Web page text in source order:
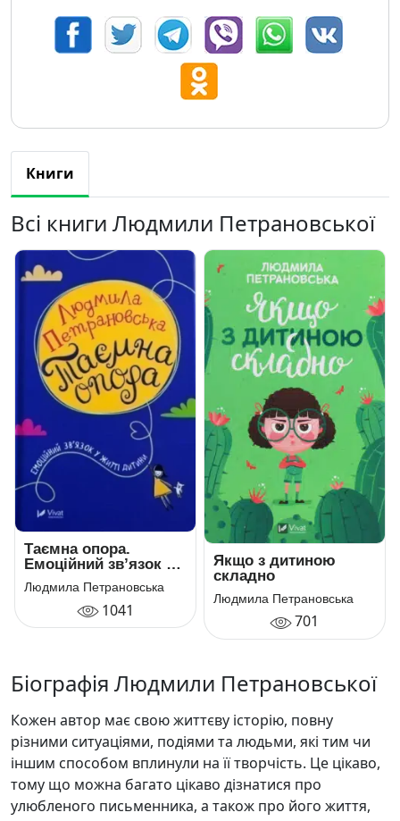
Книги
Всі книги Людмили Петрановської
Таємна опора.
Емоційний зв’язок у
житті дитини
Людмила Петрановська
1041
Якщо з дитиною
складно
Людмила Петрановська
701
Біографія Людмили Петрановської
Кожен автор має свою життєву історію, повну
різними ситуаціями, подіями та людьми, які тим чи
іншим способом вплинули на її творчість. Це цікаво,
тому що можна багато цікаво дізнатися про
улюбленого письменника, а також про його життя,